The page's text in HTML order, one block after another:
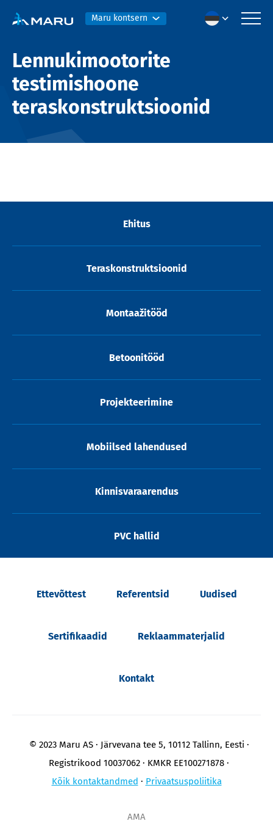
Maru kontsern
Lennukimootorite
testimishoone
teraskonstruktsioonid
Ehitus
Teraskonstruktsioonid
Montaažitööd
Betoonitööd
Projekteerimine
Mobiilsed lahendused
Kinnisvaraarendus
PVC hallid
Ettevõttest Referentsid Uudised
Sertifikaadid Reklaammaterjalid
Kontakt
© 2023 Maru AS
Järvevana tee 5, 10112 Tallinn, Eesti
Registrikood 10037062
KMKR EE100271878
Kõik kontaktandmed
Privaatsuspoliitika
AMA